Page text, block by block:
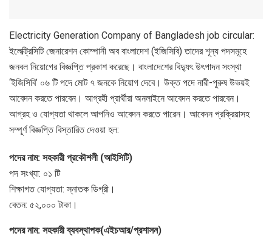
Electricity Generation Company of Bangladesh job circular:
ইলেক্ট্রিসিটি জেনারেশন কোম্পানী অব বাংলাদেশ (ইজিসিবি) তাদের শূন্য পদসমূহে
জনবল নিয়োগের বিজ্ঞপ্তি প্রকাশ করেছে। বাংলাদেশের বিদ্যুৎ উৎপাদন সংস্থা
‘ইজিসিবি’ ০৬ টি পদে মোট ৭ জনকে নিয়োগ দেবে। উক্ত পদে নারী-পুরুষ উভয়ই
আবেদন করতে পারবেন। আগ্রহী প্রার্থীরা অনলাইনে আবেদন করতে পারবেন।
আগ্রহ ও যোগ্যতা থাকলে আপনিও আবেদন করতে পারেন। আবেদন প্রক্রিয়াসহ
সম্পূর্ণ বিজ্ঞপ্তি বিস্তারিত দেওয়া হল:
পদের নাম: সহকারী প্রকৌশলী (আইসিটি)
পদ সংখ্যা: ০১ টি
শিক্ষাগত যোগ্যতা: স্নাতক ডিগ্রী।
বেতন: ৫২,০০০ টাকা।
পদের নাম: সহকারী ব্যবস্থাপক(এইচআর/প্রশাসন)